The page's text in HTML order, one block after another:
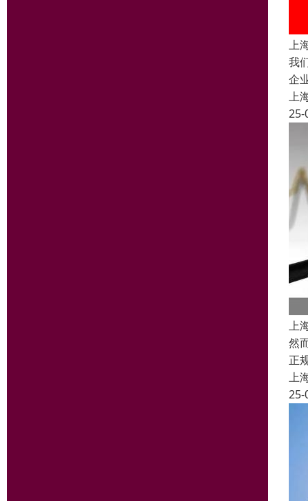
上
我
企
上
25-
上
然
正
上
25-